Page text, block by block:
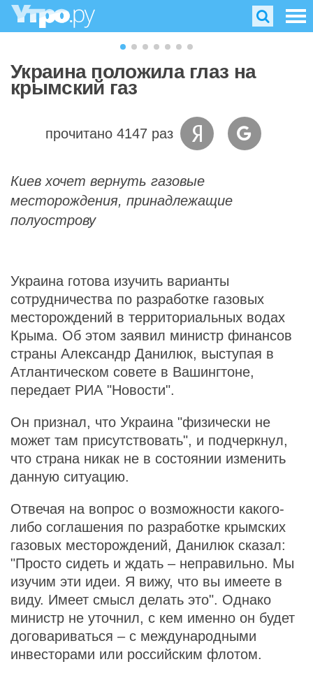
Украина положила глаз на
крымский газ
прочитано 4147 раз
Киев хочет вернуть газовые
месторождения, принадлежащие
полуострову
Украина готова изучить варианты
сотрудничества по разработке газовых
месторождений в территориальных водах
Крыма. Об этом заявил министр финансов
страны Александр Данилюк, выступая в
Атлантическом совете в Вашингтоне,
передает РИА "Новости".
Он признал, что Украина "физически не
может там присутствовать", и подчеркнул,
что страна никак не в состоянии изменить
данную ситуацию.
Отвечая на вопрос о возможности какого-
либо соглашения по разработке крымских
газовых месторождений, Данилюк сказал:
"Просто сидеть и ждать – неправильно. Мы
изучим эти идеи. Я вижу, что вы имеете в
виду. Имеет смысл делать это". Однако
министр не уточнил, с кем именно он будет
договариваться – с международными
инвесторами или российским флотом.